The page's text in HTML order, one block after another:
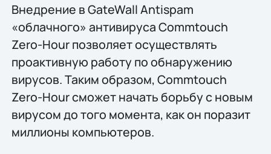
Внедрение в GateWall Antispam
«облачного» антивируса Commtouch
Zero-Hour позволяет осуществлять
проактивную работу по обнаружению
вирусов. Таким образом, Commtouch
Zero-Hour сможет начать борьбу с новым
вирусом до того момента, как он поразит
миллионы компьютеров.